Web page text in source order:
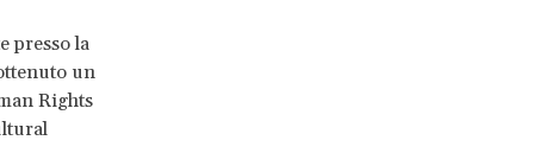
presso la
un
Rights